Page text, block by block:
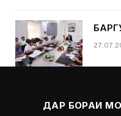
ДАР БОРАИ МО